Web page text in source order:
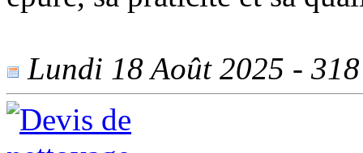
Lundi 18 Août 2025 -